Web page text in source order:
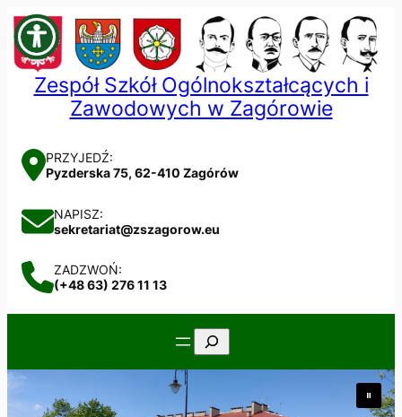
Przejdź
do
treści
Zespół Szkół Ogólnokształcących i
Zawodowych w Zagórowie
PRZYJEDŹ:
Pyzderska 75, 62-410 Zagórów
NAPISZ:
sekretariat@zszagorow.eu
ZADZWOŃ:
(+48 63) 276 11 13
Szukaj